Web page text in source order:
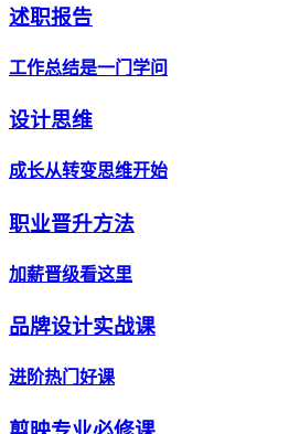
述职报告
工作总结是一门学问
设计思维
成长从转变思维开始
职业晋升方法
加薪晋级看这里
品牌设计实战课
进阶热门好课